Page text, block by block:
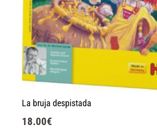
La bruja despistada
18.00€